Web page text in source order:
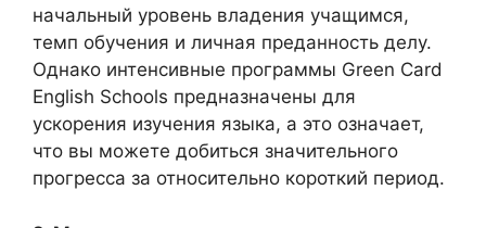
начальный уровень владения учащимся,
темп обучения и личная преданность делу.
Однако интенсивные программы Green Card
English Schools предназначены для
ускорения изучения языка, а это означает,
что вы можете добиться значительного
прогресса за относительно короткий период.